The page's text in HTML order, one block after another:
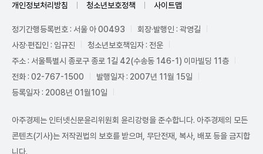
개인정보처리방침 청소년보호정책 사이트맵
정기간행등록번호 : 서울 아 00493
회장·발행인 : 곽영길
사장·편집인 : 임규진
청소년보호책임자 : 전운
주소 : 서울특별시 종로구 종로 1길 42(수송동 146-1) 이마빌딩 11층
전화 : 02-767-1500
발행일자 : 2007년 11월 15일
등록일자 : 2008년 01월10일
아주경제는 인터넷신문윤리위원회 윤리강령을 준수합니다. 아주경제의 모든
콘텐츠(기사)는 저작권법의 보호를 받으며, 무단전재, 복사, 배포 등을 금지합
니다.